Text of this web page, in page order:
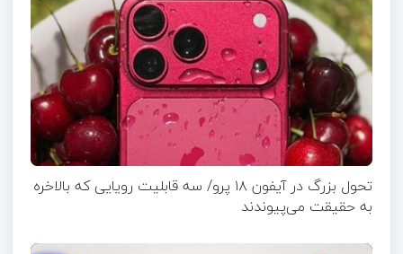
تحول بزرگ در آیفون ۱۸ پرو/ سه قابلیت رویایی که بالاخره
به حقیقت می‌پیوندند